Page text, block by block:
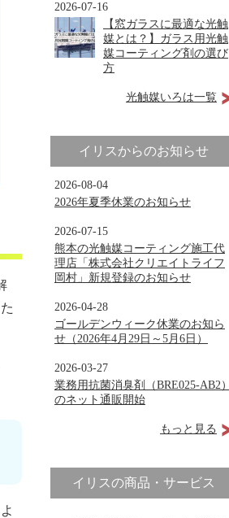
2026-07-16
【窓ガラスに最適な光触
媒とは？】ガラス用光触
媒コーティング剤の選び
方
光触媒いろは一覧
イリスからのお知らせ
2026-08-04
2026年夏季休業のお知らせ
2026-07-15
熊本の光触媒コーティング施工代
理店「株式会社クリエイトライフ
岡村」新規登録のお知らせ
2026-04-28
ゴールデンウィーク休業のお知ら
せ（2026年4月29日～5月6日）
2026-03-27
業務用抗菌消臭剤（BRE025-AB2）
のネット通販開始
もっと見る
イリスの商品・サービス